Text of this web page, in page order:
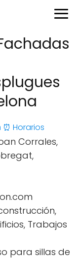
⏰ Horarios
Corrales,
Trabajos
para sillas de